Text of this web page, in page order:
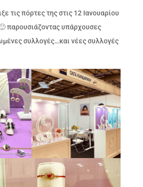
τις πόρτες της στις 12 Ιανουαρίου
παρουσιάζοντας υπάρχουσες
συλλογές…και νέες συλλογές